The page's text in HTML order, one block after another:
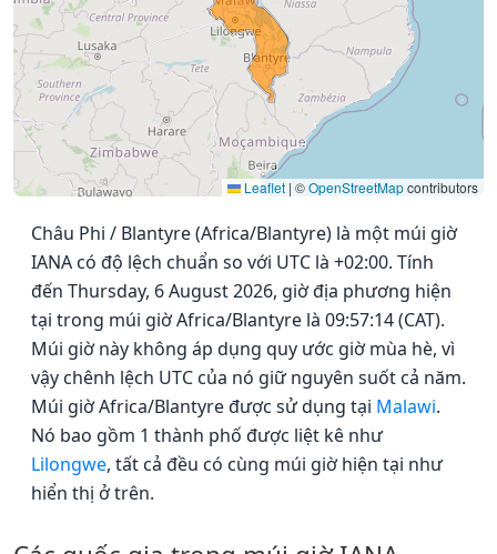
Leaflet | ©OpenStreetMapcontributors
Châu Phi / Blantyre (Africa/Blantyre) là một múi giờ
IANA có độ lệch chuẩn so với UTC là +02:00. Tính
đến Thursday, 6 August 2026, giờ địa phương hiện
tại trong múi giờ Africa/Blantyre là 09:57:14 (CAT).
Múi giờ này không áp dụng quy ước giờ mùa hè, vì
vậy chênh lệch UTC của nó giữ nguyên suốt cả năm.
Múi giờ Africa/Blantyre được sử dụng tại Malawi.
Nó bao gồm 1 thành phố được liệt kê như
Lilongwe, tất cả đều có cùng múi giờ hiện tại như
hiển thị ở trên.